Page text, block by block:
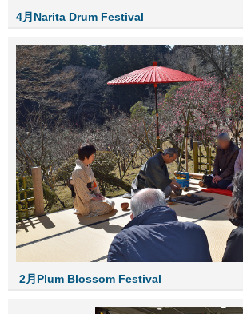
4月Narita Drum Festival
2月 Plum Blossom Festival